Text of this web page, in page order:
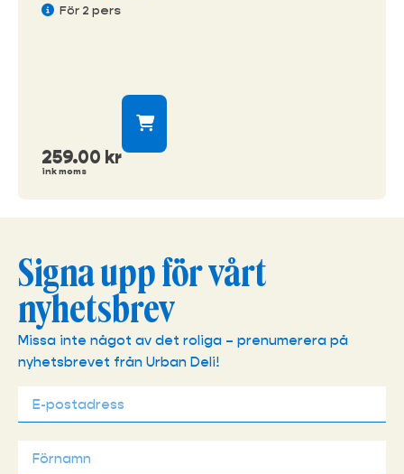
För 2 pers
259.00 kr
ink moms
Signa upp för vårt
nyhetsbrev
Missa inte något av det roliga – prenumerera på
nyhetsbrevet från Urban Deli!